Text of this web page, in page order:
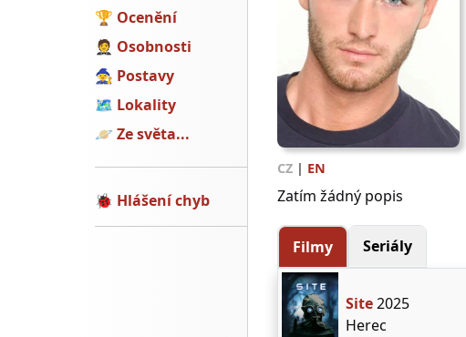
🏆 Ocenění
🤵 Osobnosti
🧙 Postavy
🗺 Lokality
🪐 Ze světa...
🐞 Hlášení chyb
CZ | EN
Zatím žádný popis
Filmy Seriály
Site2025
Herec